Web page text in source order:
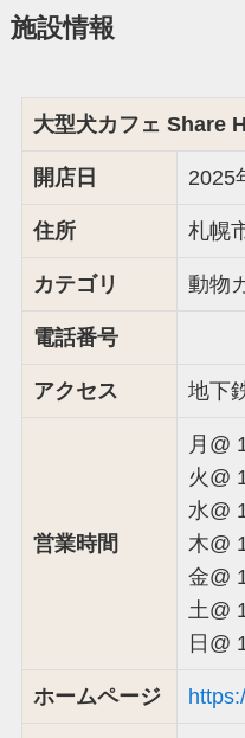
施設情報
大型犬カフェ Share
開店日 2025
住所 札幌
カテゴリ 動物
電話番号
アクセス 地下
営業時間
月@
火@
水@
木@
金@
土@
日@
ホームページ